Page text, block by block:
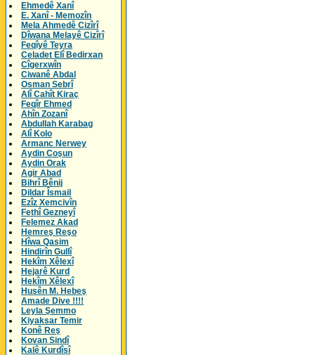
Ehmedê Xanî
E. Xanî - Memozîn
Mela Ahmedê Cizîrî
Dîwana Melayê Cizîrî
Feqîyê Teyra
Celadet Elî Bedirxan
Cîgerxwîn
Ciwanê Abdal
Osman Sebrî
Alî Cahît Kiraç
Feqîr Ehmed
Ahîn Zozanî
Abdullah Karabag
Alî Kolo
Armanc Nerwey
Aydin Coşun
Aydin Orak
Agir Abad
Bihrî Bênij
Dildar Îsmail
Ezîz Xemcivîn
Fethî Gezneyî
Felemez Akad
Hemreş Reşo
Hîwa Qasim
Hindirîn Gullî
Hekîm Xêlexî
Hejarê Kurd
Hekîm Xêlexî
Husên M. Hebeş
Amade Dive !!!!
Leyla Şemmo
Kiyaksar Temir
Konê Reş
Kovan Sindî
Kalê Kurdîsî